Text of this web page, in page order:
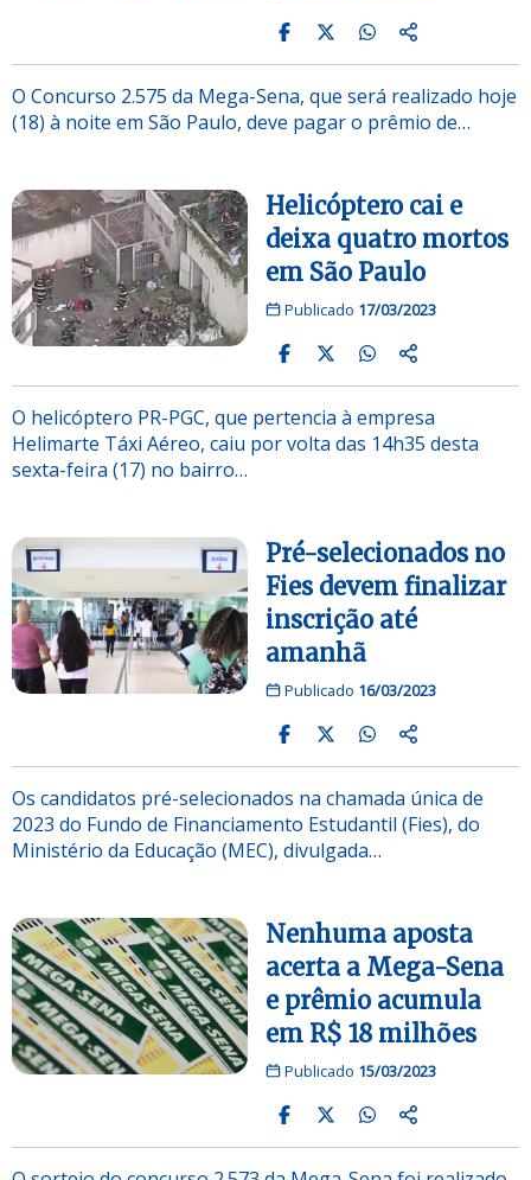
O Concurso 2.575 da Mega-Sena, que será realizado hoje
(18) à noite em São Paulo, deve pagar o prêmio de…
Helicóptero cai e
deixa quatro mortos
em São Paulo
Publicado 17/03/2023
O helicóptero PR-PGC, que pertencia à empresa
Helimarte Táxi Aéreo, caiu por volta das 14h35 desta
sexta-feira (17) no bairro…
Pré-selecionados no
Fies devem finalizar
inscrição até
amanhã
Publicado 16/03/2023
Os candidatos pré-selecionados na chamada única de
2023 do Fundo de Financiamento Estudantil (Fies), do
Ministério da Educação (MEC), divulgada…
Nenhuma aposta
acerta a Mega-Sena
e prêmio acumula
em R$ 18 milhões
Publicado 15/03/2023